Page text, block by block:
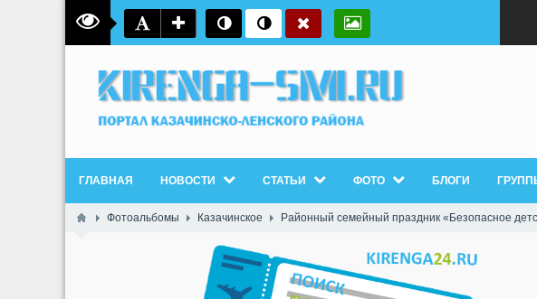
ГЛАВНАЯ НОВОСТИ СТАТЬИ ФОТО БЛОГИ
Фотоальбомы Казачинское Районный семейный праздник «Безопасное